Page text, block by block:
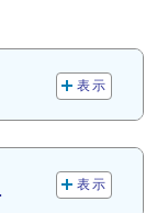
表示
表示